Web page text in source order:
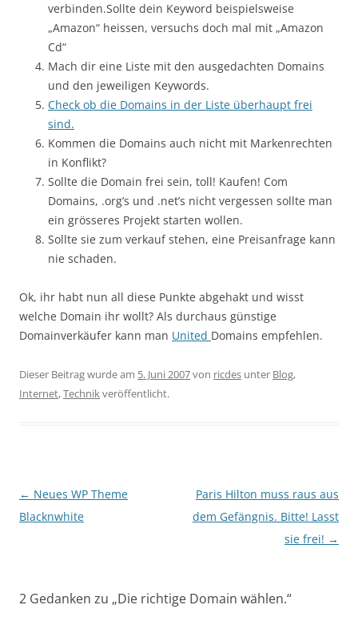
verbinden.Sollte dein Keyword beispielsweise
„Amazon“ heissen, versuchs doch mal mit „Amazon
Cd“
Mach dir eine Liste mit den ausgedachten Domains
und den jeweiligen Keywords.
Check ob die Domains in der Liste überhaupt frei
sind.
Kommen die Domains auch nicht mit Markenrechten
in Konflikt?
Sollte die Domain frei sein, toll! Kaufen! Com
Domains, .org’s und .net’s nicht vergessen sollte man
ein grösseres Projekt starten wollen.
Sollte sie zum verkauf stehen, eine Preisanfrage kann
nie schaden.
Ok, ihr habt nun all diese Punkte abgehakt und wisst
welche Domain ihr wollt? Als durchaus günstige
Domainverkäufer kann man United Domains empfehlen.
Dieser Beitrag wurde am 5. Juni 2007von ricdes unter Blog,
Internet,Technikveröffentlicht.
Beitragsnavigation
← Neues WP Theme
Blacknwhite
Paris Hilton muss raus aus
dem Gefängnis. Bitte! Lasst
sie frei! →
2 Gedanken zu „Die richtige Domain wählen.“